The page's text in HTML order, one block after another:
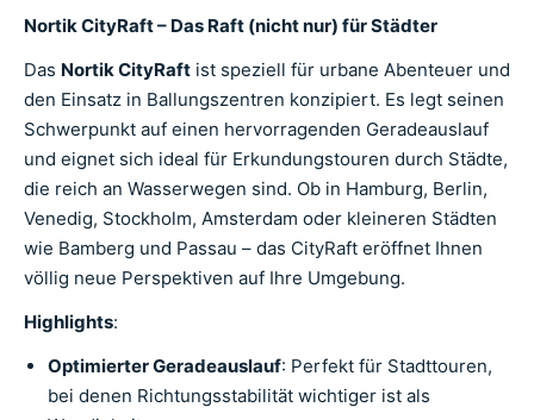
Nortik CityRaft – Das Raft (nicht nur) für Städter
Das Nortik CityRaft ist speziell für urbane Abenteuer und
den Einsatz in Ballungszentren konzipiert. Es legt seinen
Schwerpunkt auf einen hervorragenden Geradeauslauf
und eignet sich ideal für Erkundungstouren durch Städte,
die reich an Wasserwegen sind. Ob in Hamburg, Berlin,
Venedig, Stockholm, Amsterdam oder kleineren Städten
wie Bamberg und Passau – das CityRaft eröffnet Ihnen
völlig neue Perspektiven auf Ihre Umgebung.
Highlights:
Optimierter Geradeauslauf: Perfekt für Stadttouren,
bei denen Richtungsstabilität wichtiger ist als